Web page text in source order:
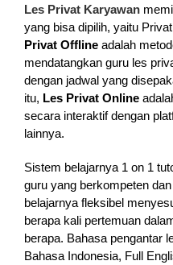
Les Privat Karyawan
yang bisa dipilih, yaitu
Privat Offlineadalah
mendatangkan guru les
dengan jadwal yang
itu, Les Privat Online
secara interaktif dengan
lainnya.
Sistem belajarnya 1 on 1
guru yang berkompeten
belajarnya fleksibel
berapa kali pertemuan
berapa. Bahasa pengantar
Bahasa Indonesia, Full